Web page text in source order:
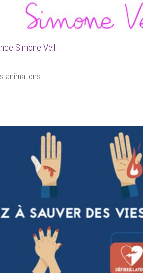
Simone Veil
animations.